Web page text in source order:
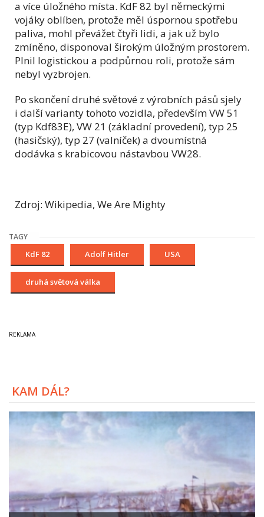
a více úložného místa. KdF 82 byl německými
vojáky oblíben, protože měl úspornou spotřebu
paliva, mohl převážet čtyři lidi, a jak už bylo
zmíněno, disponoval širokým úložným prostorem.
Plnil logistickou a podpůrnou roli, protože sám
nebyl vyzbrojen.
Po skončení druhé světové z výrobních pásů sjely
i další varianty tohoto vozidla, především VW 51
(typ Kdf83E), VW 21 (základní provedení), typ 25
(hasičský), typ 27 (valníček) a dvoumístná
dodávka s krabicovou nástavbou VW28.
Zdroj: Wikipedia, We Are Mighty
TAGY
KdF 82 Adolf Hitler USA
druhá světová válka
KAM DÁL?